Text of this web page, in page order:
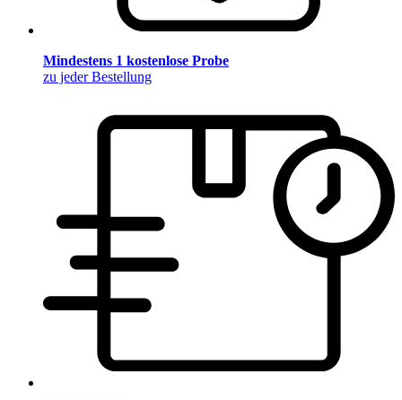
Mindestens 1 kostenlose Probe
zu jeder Bestellung